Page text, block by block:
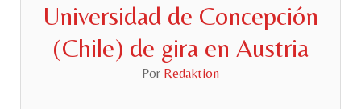
Universidad de Concepción
(Chile) de gira en Austria
Por Redaktion